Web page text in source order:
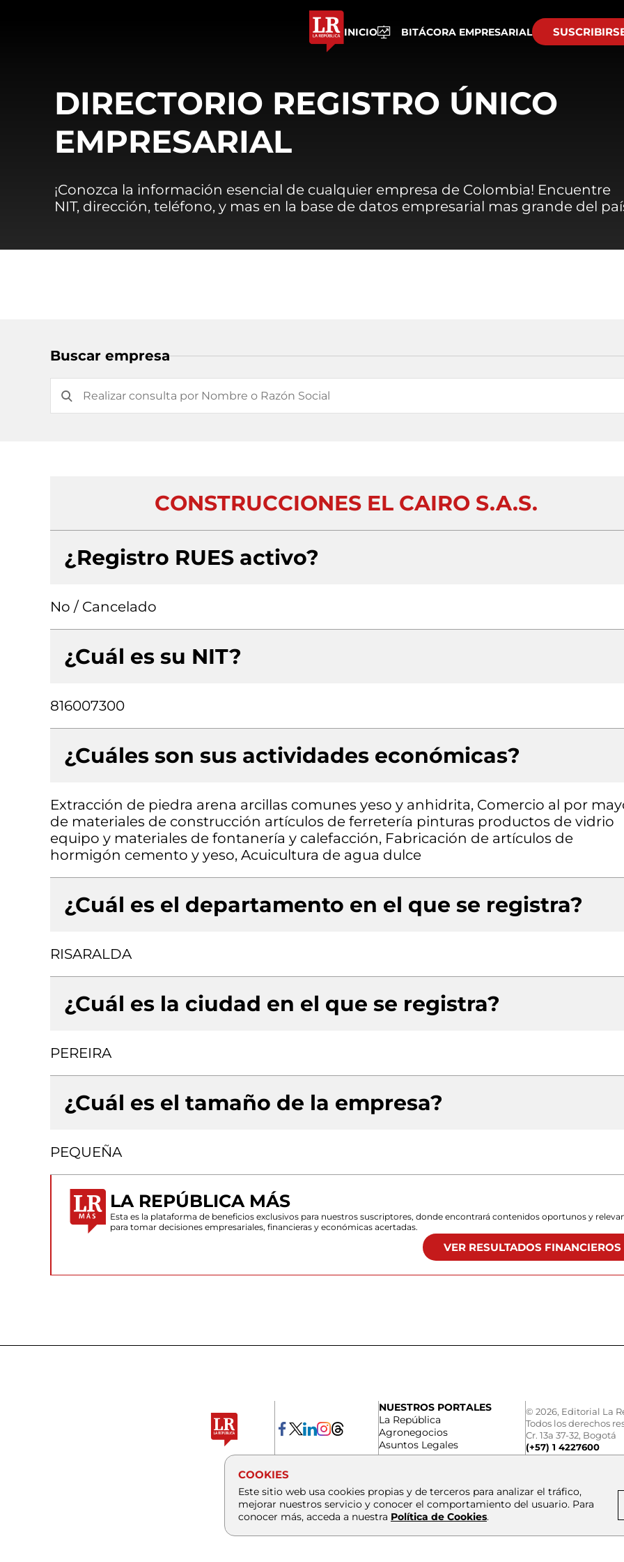
INICIO BITÁCORA EMPRESARIAL
DIRECTORIO REGISTRO ÚNICO
EMPRESARIAL
¡Conozca la información esencial de cualquier empresa de Colombia! Encuentre
NIT, dirección, teléfono, y mas en la base de datos empresarial mas grande del
Buscar empresa
CONSTRUCCIONES EL CAIRO S.A.S.
¿Registro RUES activo?
No / Cancelado
¿Cuál es su NIT?
816007300
¿Cuáles son sus actividades económicas?
Extracción de piedra arena arcillas comunes yeso y anhidrita, Comercio al por
de materiales de construcción artículos de ferretería pinturas productos de vidrio
equipo y materiales de fontanería y calefacción, Fabricación de artículos de
hormigón cemento y yeso, Acuicultura de agua dulce
¿Cuál es el departamento en el que se registra?
RISARALDA
¿Cuál es la ciudad en el que se registra?
PEREIRA
¿Cuál es el tamaño de la empresa?
PEQUEÑA
LA REPÚBLICA MÁS
Esta es la plataforma de beneficios exclusivos para nuestros suscriptores, donde encontrará contenidos oportunos y
para tomar decisiones empresariales, financieras y económicas acertadas.
VER RESULTADOS FINANCIEROS
NUESTROS PORTALES
La República
Agronegocios
Asuntos Legales
© 2026, Editorial La
Todos los derechos
Cr. 13a 37-32, Bogotá
(+57) 1 4227600
COOKIES
Este sitio web usa cookies propias y de terceros para analizar el tráfico,
mejorar nuestros servicio y conocer el comportamiento del usuario. Para
conocer más, acceda a nuestra Política de Cookies.